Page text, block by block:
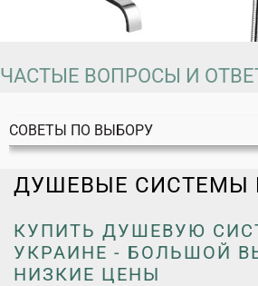
ЧАСТЫЕ ВОПРОСЫ И
СОВЕТЫ ПО ВЫБОРУ
ДУШЕВЫЕ СИСТЕМЫ
КУПИТЬ ДУШЕВУЮ
УКРАИНЕ - БОЛЬШОЙ
НИЗКИЕ ЦЕНЫ